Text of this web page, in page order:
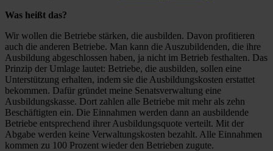
Was heißt das?
Wir wollen die Betriebe stärken, die ausbilden. Davon profitieren
auch die anderen Betriebe. Man kann die Auszubildenden, die ihre
Ausbildung abgeschlossen haben, ja nicht im Betrieb festhalten. Das
Prinzip der Umlage lautet: Betriebe, die ausbilden, sollen eine
Unterstützung erhalten, indem sie die Ausbildungskosten erstattet
bekommen. Dafür gründet meine Senatsverwaltung eine
Ausbildungskasse. Dort zahlen alle Betriebe mit mehr als zehn
Beschäftigten ein. Die Einnahmen werden dann an ausbildende
Betriebe entsprechend ihrer Ausbildungsquote verteilt. Mit der
Abgabe werden keine Verwaltungskosten bezahlt. Alle Einnahmen
kommen zu 100 Prozent wieder den Betrieben zugute.